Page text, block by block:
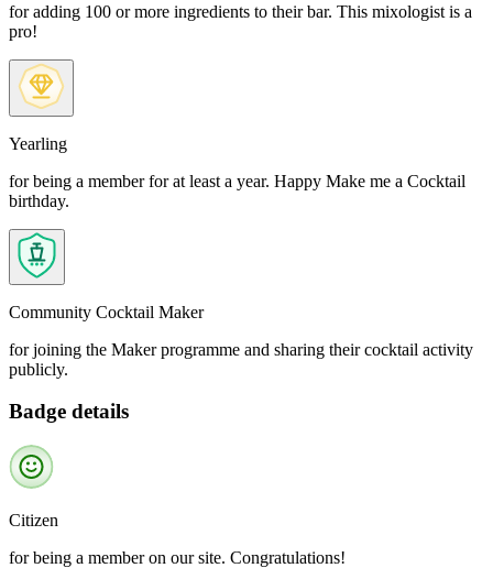
for adding 100 or more ingredients to their bar. This mixologist is a
pro!
Yearling
for being a member for at least a year. Happy Make me a Cocktail
birthday.
Community Cocktail Maker
for joining the Maker programme and sharing their cocktail activity
publicly.
Badge details
Citizen
for being a member on our site. Congratulations!